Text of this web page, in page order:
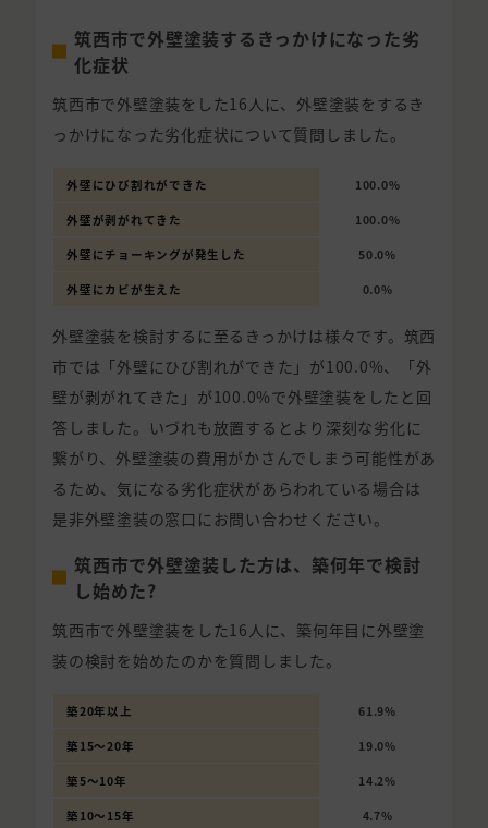
筑西市で外壁塗装するきっかけになった劣
化症状
筑西市で外壁塗装をした16人に、外壁塗装をするき
っかけになった劣化症状について質問しました。
外壁にひび割れができた 100.0%
外壁が剥がれてきた 100.0%
外壁にチョーキングが発生した 50.0%
外壁にカビが生えた 0.0%
外壁塗装を検討するに至るきっかけは様々です。筑西
市では「外壁にひび割れができた」が100.0%、「外
壁が剥がれてきた」が100.0%で外壁塗装をしたと回
答しました。いづれも放置するとより深刻な劣化に
繋がり、外壁塗装の費用がかさんでしまう可能性があ
るため、気になる劣化症状があらわれている場合は
是非外壁塗装の窓口にお問い合わせください。
筑西市で外壁塗装した方は、築何年で検討
し始めた?
筑西市で外壁塗装をした16人に、築何年目に外壁塗
装の検討を始めたのかを質問しました。
築20年以上 61.9%
築15〜20年 19.0%
築5〜10年 14.2%
築10〜15年 4.7%